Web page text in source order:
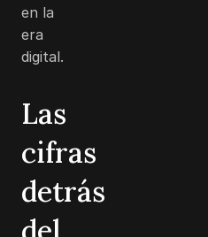
en la
era
digital.
Las
cifras
detrás